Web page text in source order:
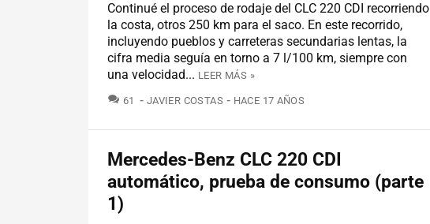
Continué el proceso de rodaje del CLC 220 CDI recorriendo
la costa, otros 250 km para el saco. En este recorrido,
incluyendo pueblos y carreteras secundarias lentas, la
cifra media seguía en torno a 7 l/100 km, siempre con
una velocidad... LEER MÁS »
61 COMENTARIOS
JAVIER COSTAS HACE 17 AÑOS
Mercedes-Benz CLC 220 CDI
automático, prueba de consumo (parte
1)